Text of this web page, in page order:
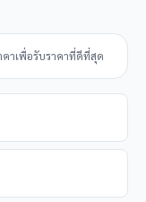
าเพื่อรับราคาที่ดีที่สุด